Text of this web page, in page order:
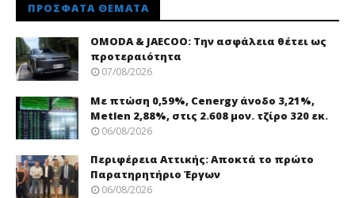
ΠΡΌΣΦΑΤΑ ΘΈΜΑΤΑ
OMODA & JAECOO: Την ασφάλεια θέτει ως
προτεραιότητα
07/08/2026
Με πτώση 0,59%, Cenergy άνοδο 3,21%,
Metlen 2,88%, στις 2.608 μον. τζίρο 320 εκ.
06/08/2026
Περιφέρεια Αττικής: Αποκτά το πρώτο
Παρατηρητήριο Έργων
06/08/2026